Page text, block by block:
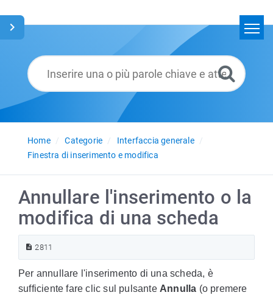
Glossario
Italiano
Home
Categorie
Interfaccia generale
Finestra di inserimento e modifica
Annullare l'inserimento o la
modifica di una scheda
2811
Per annullare l'inserimento di una scheda, è
sufficiente fare clic sul pulsante Annulla (o premere